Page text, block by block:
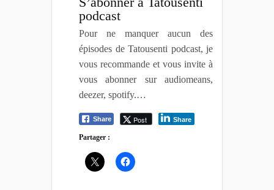
podcast
Pour ne manquer aucun des
épisodes de Tatousenti podcast, je
vous recommande et vous invite à
vous abonner sur audiomeans,
deezer, spotify.…
Share Post Share
Partager :